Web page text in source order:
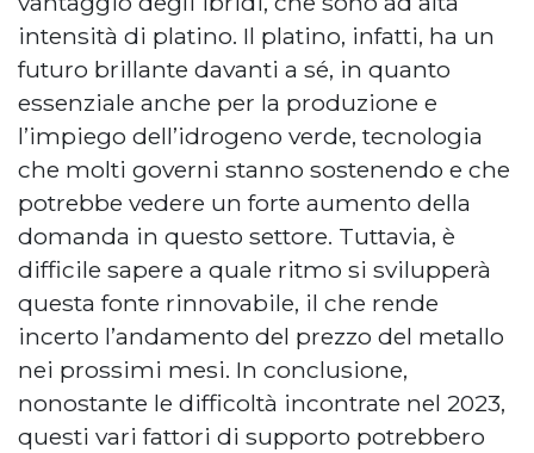
intensità di platino. Il platino, infatti, ha un
futuro brillante davanti a sé, in quanto
essenziale anche per la produzione e
l’impiego dell’idrogeno verde, tecnologia
che molti governi stanno sostenendo e che
potrebbe vedere un forte aumento della
domanda in questo settore. Tuttavia, è
difficile sapere a quale ritmo si svilupperà
questa fonte rinnovabile, il che rende
incerto l’andamento del prezzo del metallo
nei prossimi mesi. In conclusione,
nonostante le difficoltà incontrate nel 2023,
questi vari fattori di supporto potrebbero